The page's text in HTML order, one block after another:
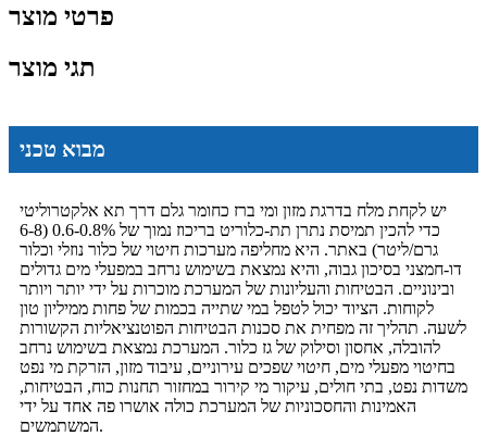
פרטי מוצר
תגי מוצר
מבוא טכני
יש לקחת מלח בדרגת מזון ומי ברז כחומר גלם דרך תא אלקטרוליטי
כדי להכין תמיסת נתרן תת-כלוריט בריכוז נמוך של 0.6-0.8% (6-8
גרם/ליטר) באתר. היא מחליפה מערכות חיטוי של כלור נוזלי וכלור
דו-חמצני בסיכון גבוה, והיא נמצאת בשימוש נרחב במפעלי מים גדולים
ובינוניים. הבטיחות והעליונות של המערכת מוכרות על ידי יותר ויותר
לקוחות. הציוד יכול לטפל במי שתייה בכמות של פחות ממיליון טון
לשעה. תהליך זה מפחית את סכנות הבטיחות הפוטנציאליות הקשורות
להובלה, אחסון וסילוק של גז כלור. המערכת נמצאת בשימוש נרחב
בחיטוי מפעלי מים, חיטוי שפכים עירוניים, עיבוד מזון, הזרקת מי נפט
משדות נפט, בתי חולים, עיקור מי קירור במחזור תחנות כוח, הבטיחות,
האמינות והחסכוניות של המערכת כולה אושרו פה אחד על ידי
המשתמשים.